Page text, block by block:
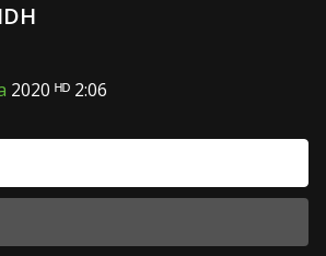
2020 ᴴᴰ 2:06